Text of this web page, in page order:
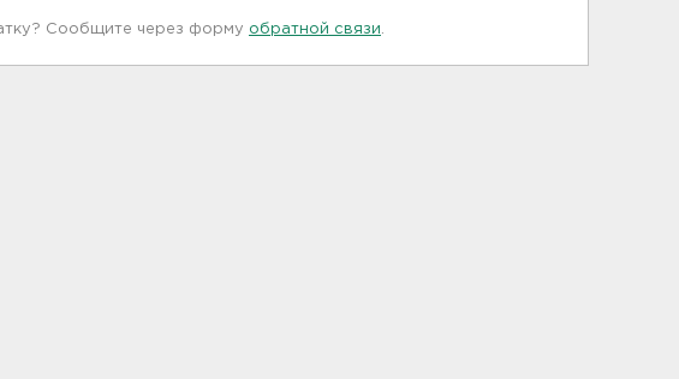
Сообщите через форму обратной связи